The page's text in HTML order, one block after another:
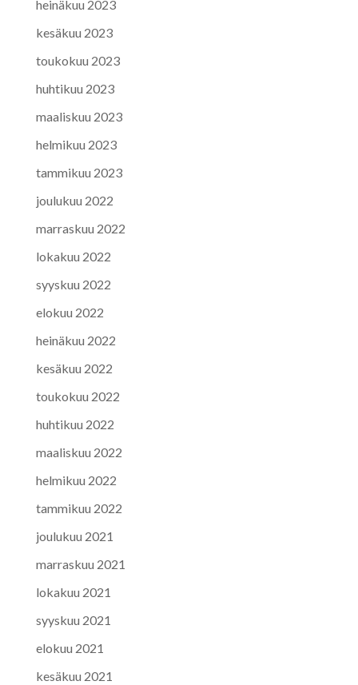
heinäkuu 2023
kesäkuu 2023
toukokuu 2023
huhtikuu 2023
maaliskuu 2023
helmikuu 2023
tammikuu 2023
joulukuu 2022
marraskuu 2022
lokakuu 2022
syyskuu 2022
elokuu 2022
heinäkuu 2022
kesäkuu 2022
toukokuu 2022
huhtikuu 2022
maaliskuu 2022
helmikuu 2022
tammikuu 2022
joulukuu 2021
marraskuu 2021
lokakuu 2021
syyskuu 2021
elokuu 2021
kesäkuu 2021